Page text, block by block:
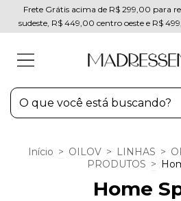
Frete Grátis acima de R$ 299,00 para
sudeste, R$ 449,00 centro oeste e R$
Início > OILOV > LINHAS >
PRODUTOS >
Home